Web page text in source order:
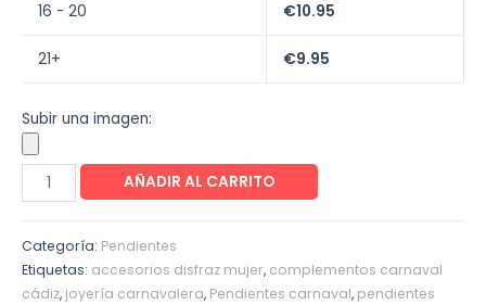
16 - 20 €10.95
21+ €9.95
Subir una imagen:
AÑADIR AL CARRITO
Categoría: Pendientes
Etiquetas: accesorios disfraz mujer, complementos carnaval
cádiz, joyería carnavalera, Pendientes carnaval, pendientes